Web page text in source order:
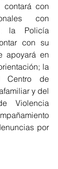
contará con
con
la Policía
con su
apoyará en
la
Centro de
y del
Violencia
por